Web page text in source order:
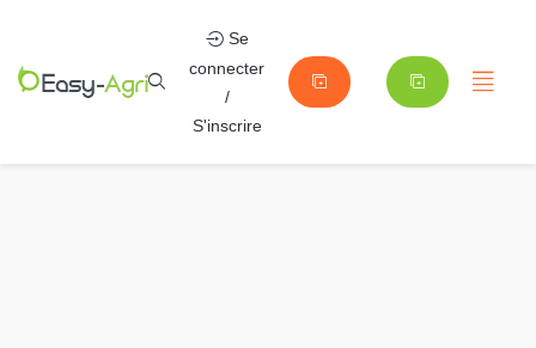
Se
connecter
/
S'inscrire